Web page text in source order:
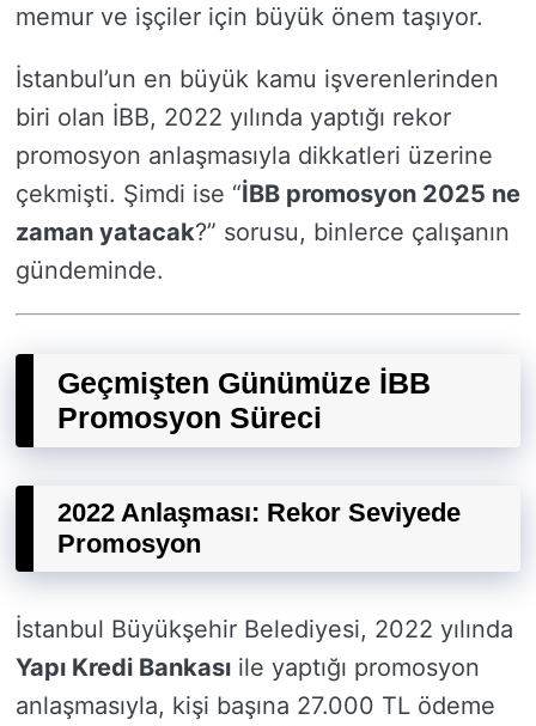
memur ve işçiler için büyük önem taşıyor.
İstanbul’un en büyük kamu işverenlerinden
biri olan İBB, 2022 yılında yaptığı rekor
promosyon anlaşmasıyla dikkatleri üzerine
çekmişti. Şimdi ise “İBB promosyon 2025 ne
zaman yatacak?” sorusu, binlerce çalışanın
gündeminde.
Geçmişten Günümüze İBB
Promosyon Süreci
2022 Anlaşması: Rekor Seviyede
Promosyon
İstanbul Büyükşehir Belediyesi, 2022 yılında
Yapı Kredi Bankası ile yaptığı promosyon
anlaşmasıyla, kişi başına 27.000 TL ödeme